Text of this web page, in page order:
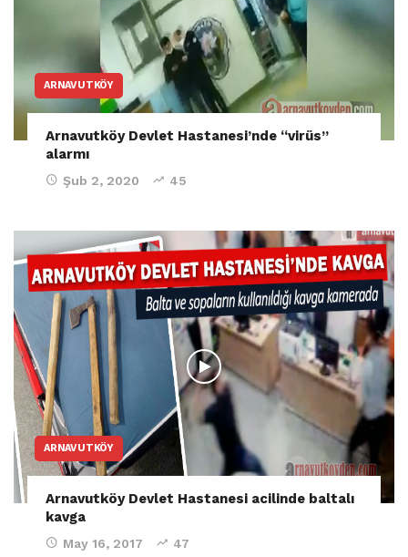
ARNAVUTKÖY
Arnavutköy Devlet Hastanesi’nde “virüs”
alarmı
Şub 2, 2020 45
ARNAVUTKÖY
Arnavutköy Devlet Hastanesi acilinde baltalı
kavga
May 16, 2017 47